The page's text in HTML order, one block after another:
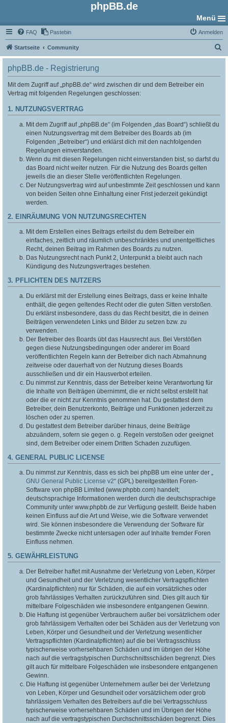
phpBB.de
Menü
FAQ Pastebin Anmelden
Startseite Community
u
phpBB.de - Registrierung
Mit dem Zugriff auf „phpBB.de“ wird zwischen dir und dem Betreiber ein
Vertrag mit folgenden Regelungen geschlossen:
1. NUTZUNGSVERTRAG
Mit dem Zugriff auf „phpBB.de“ (im Folgenden „das Board“) schließt du
einen Nutzungsvertrag mit dem Betreiber des Boards ab (im
Folgenden „Betreiber“) und erklärst dich mit den nachfolgenden
Regelungen einverstanden.
Wenn du mit diesen Regelungen nicht einverstanden bist, so darfst du
das Board nicht weiter nutzen. Für die Nutzung des Boards gelten
jeweils die an dieser Stelle veröffentlichten Regelungen.
Der Nutzungsvertrag wird auf unbestimmte Zeit geschlossen und kann
von beiden Seiten ohne Einhaltung einer Frist jederzeit gekündigt
werden.
2. EINRÄUMUNG VON NUTZUNGSRECHTEN
Mit dem Erstellen eines Beitrags erteilst du dem Betreiber ein
einfaches, zeitlich und räumlich unbeschränktes und unentgeltliches
Recht, deinen Beitrag im Rahmen des Boards zu nutzen.
Das Nutzungsrecht nach Punkt 2, Unterpunkt a bleibt auch nach
Kündigung des Nutzungsvertrages bestehen.
3. PFLICHTEN DES NUTZERS
Du erklärst mit der Erstellung eines Beitrags, dass er keine Inhalte
enthält, die gegen geltendes Recht oder die guten Sitten verstoßen.
Du erklärst insbesondere, dass du das Recht besitzt, die in deinen
Beiträgen verwendeten Links und Bilder zu setzen bzw. zu
verwenden.
Der Betreiber des Boards übt das Hausrecht aus. Bei Verstößen
gegen diese Nutzungsbedingungen oder anderer im Board
veröffentlichten Regeln kann der Betreiber dich nach Abmahnung
zeitweise oder dauerhaft von der Nutzung dieses Boards
ausschließen und dir ein Hausverbot erteilen.
Du nimmst zur Kenntnis, dass der Betreiber keine Verantwortung für
die Inhalte von Beiträgen übernimmt, die er nicht selbst erstellt hat
oder die er nicht zur Kenntnis genommen hat. Du gestattest dem
Betreiber, dein Benutzerkonto, Beiträge und Funktionen jederzeit zu
löschen oder zu sperren.
Du gestattest dem Betreiber darüber hinaus, deine Beiträge
abzuändern, sofern sie gegen o. g. Regeln verstoßen oder geeignet
sind, dem Betreiber oder einem Dritten Schaden zuzufügen.
4. GENERAL PUBLIC LICENSE
Du nimmst zur Kenntnis, dass es sich bei phpBB um eine unter der „
GNU General Public License v2“ (GPL) bereitgestellten Foren-
Software von phpBB Limited (www.phpbb.com) handelt;
deutschsprachige Informationen werden durch die deutschsprachige
Community unter www.phpbb.de zur Verfügung gestellt. Beide haben
keinen Einfluss auf die Art und Weise, wie die Software verwendet
wird. Sie können insbesondere die Verwendung der Software für
bestimmte Zwecke nicht untersagen oder auf Inhalte fremder Foren
Einfluss nehmen.
5. GEWÄHRLEISTUNG
Der Betreiber haftet mit Ausnahme der Verletzung von Leben, Körper
und Gesundheit und der Verletzung wesentlicher Vertragspflichten
(Kardinalpflichten) nur für Schäden, die auf ein vorsätzliches oder
grob fahrlässiges Verhalten zurückzuführen sind. Dies gilt auch für
mittelbare Folgeschäden wie insbesondere entgangenen Gewinn.
Die Haftung ist gegenüber Verbrauchern außer bei vorsätzlichem oder
grob fahrlässigem Verhalten oder bei Schäden aus der Verletzung von
Leben, Körper und Gesundheit und der Verletzung wesentlicher
Vertragspflichten (Kardinalpflichten) auf die bei Vertragsschluss
typischerweise vorhersehbaren Schäden und im übrigen der Höhe
nach auf die vertragstypischen Durchschnittsschäden begrenzt. Dies
gilt auch für mittelbare Folgeschäden wie insbesondere entgangenen
Gewinn.
Die Haftung ist gegenüber Unternehmern außer bei der Verletzung
von Leben, Körper und Gesundheit oder vorsätzlichem oder grob
fahrlässigem Verhalten des Betreibers auf die bei Vertragsschluss
typischerweise vorhersehbaren Schäden und im Übrigen der Höhe
nach auf die vertragstypischen Durchschnittsschäden begrenzt. Dies